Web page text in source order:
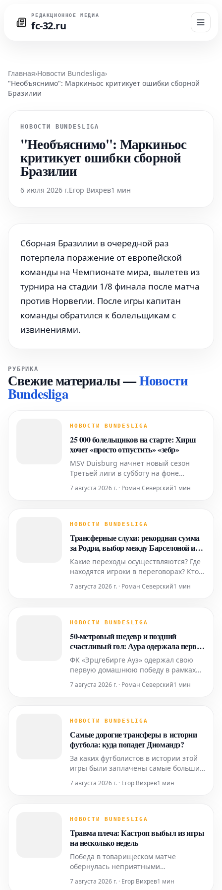
РЕДАКЦИОННОЕ МЕДИА
fc-32.ru
Главная›Новости Bundesliga›
"Необъяснимо": Маркиньос критикует ошибки сборной
Бразилии
НОВОСТИ BUNDESLIGA
"Необъяснимо": Маркиньос
критикует ошибки сборной
Бразилии
6 июля 2026 г.Егор Вихрев1 мин
Сборная Бразилии в очередной раз
потерпела поражение от европейской
команды на Чемпионате мира, вылетев из
турнира на стадии 1/8 финала после матча
против Норвегии. После игры капитан
команды обратился к болельщикам с
извинениями.
РУБРИКА
Свежие материалы—Новости
Bundesliga
НОВОСТИ BUNDESLIGA
25 000 болельщиков на старте: Хирш
хочет «просто отпустить» «зебр»
MSV Duisburg начнет новый сезон
Третьей лиги в субботу на фоне
мотивации. Тренер Дитмар Хирш уже
7 августа 2026 г. · Роман Северский1 мин
НОВОСТИ BUNDESLIGA
Трансферные слухи: рекордная сумма
за Родри, выбор между Барселоной и
Реалом
Какие переходы осуществляются? Где
находятся игроки в переговорах? Кто
трансферном тиктоке вы всегда будете
7 августа 2026 г. · Роман Северский1 мин
НОВОСТИ BUNDESLIGA
50-метровый шедевр и поздний
счастливый гол: Аура одержала первую
домашнюю победу в 2026 году
ФК «Эрцгебирге Ауэ» одержал свою
первую домашнюю победу в рамках
матче 3-го тура Региональной лиги
Началом победного матча стал гол-
7 августа 2026 г. · Роман Северский1 мин
НОВОСТИ BUNDESLIGA
Самые дорогие трансферы в истории
футбола: куда попадет Диомандэ?
За каких футболистов в истории этой
игры были заплачены самые большие
положение дел...
7 августа 2026 г. · Егор Вихрев1 мин
НОВОСТИ BUNDESLIGA
Травма плеча: Кастроп выбыл из игры
на несколько недель
Победа в товарищеском матче
обернулась неприятными
Менхенгладбах вновь столкнулась с
7 августа 2026 г. · Егор Вихрев1 мин